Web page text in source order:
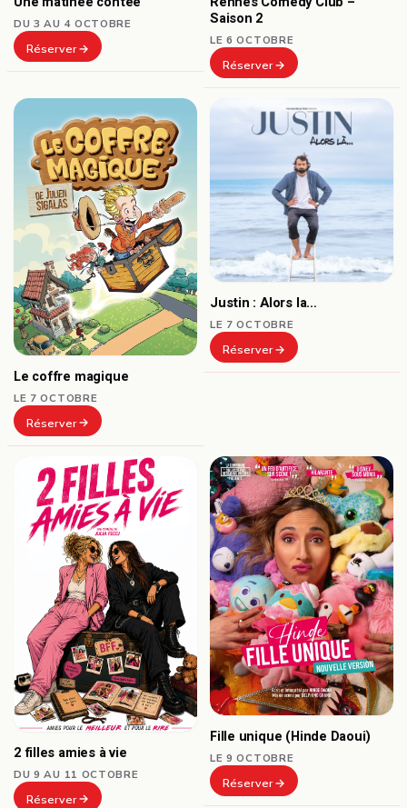
DU 3 AU 4 OCTOBRE
Réserver
Saison 2
LE 6 OCTOBRE
Réserver
Le coffre magique
LE 7 OCTOBRE
Réserver
Justin : Alors la…
LE 7 OCTOBRE
Réserver
2 filles amies à vie
DU 9 AU 11 OCTOBRE
Réserver
Fille unique (Hinde Daoui)
LE 9 OCTOBRE
Réserver